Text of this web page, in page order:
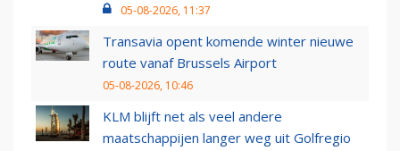
05-08-2026, 11:37
Transavia opent komende winter nieuwe
route vanaf Brussels Airport
05-08-2026, 10:46
KLM blijft net als veel andere
maatschappijen langer weg uit Golfregio